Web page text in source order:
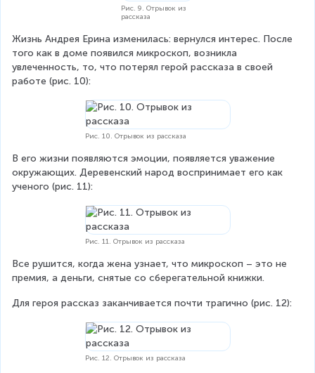
Рис. 9. Отрывок из
рассказа
Жизнь Андрея Ерина изменилась: вернулся интерес. После
того как в доме появился микроскоп, возникла
увлеченность, то, что потерял герой рассказа в своей
работе (рис. 10):
Рис. 10. Отрывок из рассказа
В его жизни появляются эмоции, появляется уважение
окружающих. Деревенский народ воспринимает его как
ученого (рис. 11):
Рис. 11. Отрывок из рассказа
Все рушится, когда жена узнает, что микроскоп – это не
премия, а деньги, снятые со сберегательной книжки.
Для героя рассказ заканчивается почти трагично (рис. 12):
Рис. 12. Отрывок из рассказа